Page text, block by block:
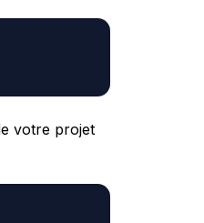
votre projet